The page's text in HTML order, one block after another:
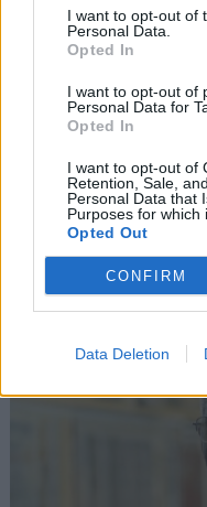
I want to opt-out of
Personal Data.
Opted In
I want to opt-out of
Personal Data for
Opted In
I want to opt-out of
Retention, Sale,
Personal Data that
Purposes for which
Opted Out
CONFIRM
Data Deletion
08 sierpnia 2026 | 20:19
Siostra Wolfers: w
08 sierpnia 2026 | 19:04
SIGNIS 2026: komunikacja
08 sierpnia 2026 | 18:23
Papież: w św. Agacie
śmiercią
Popularne